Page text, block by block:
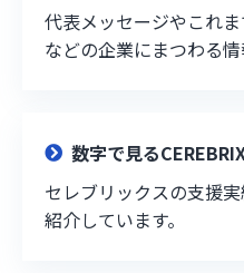
代表メッセージやこれ
などの企業にまつわる情
数字で見る
セレブリックスの支援
紹介しています。